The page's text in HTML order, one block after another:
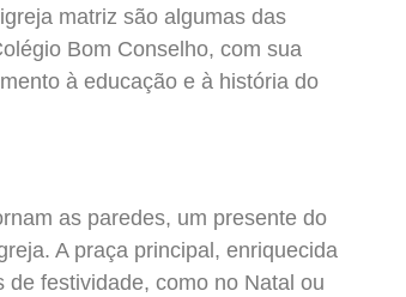
matriz são algumas das
Bom Conselho, com sua
à educação e à história do
as paredes, um presente do
A praça principal, enriquecida
festividade, como no Natal ou